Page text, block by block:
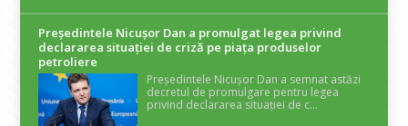
Președintele Nicuşor Dan a promulgat legea privind
declararea situaţiei de criză pe piaţa produselor
petroliere
Președintele Nicușor Dan a semnat astăzi
decretul de promulgare pentru legea
privind declararea situației de c...